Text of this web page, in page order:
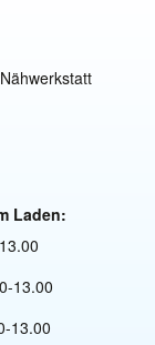
Laden:
13.00
13.00